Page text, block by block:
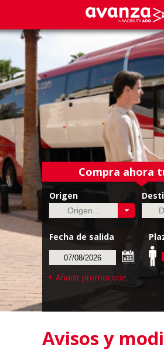
Compra ahora
Origen
Fecha de salida
+ Añadir promocode
Avisos y